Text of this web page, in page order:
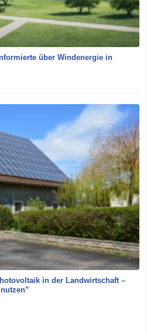
über Windenergie in
in der Landwirtschaft –